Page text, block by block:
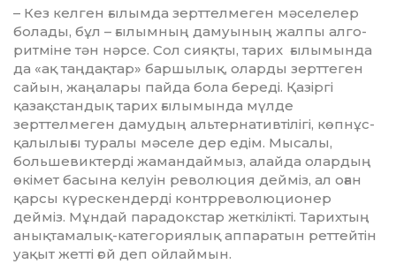
– Кез келген ғылымда зерт­тел­ме­­ген мәселелер
болады, бұл – ғы­лым­ның дамуының жалпы ал­го­
рит­міне тән нәрсе. Сол сияқты, та­­рих ғылымында
да «ақ таңдақ­тар» бар­шылық, оларды зерттеген
са­йын, жаңалары пайда бола береді. Қа­зіргі
қазақстандық тарих ғы­лы­мында мүлде
зерттелмеген даму­дың альтернативтілігі, көп­нұс­
қа­лылығы туралы мәселе дер едім. Мы­салы,
большевиктерді жаман­дай­мыз, алайда олардың
өкімет басына келуін революция дейміз, ал оған
қарсы күрескендерді контрреволюционер
дейміз. Мұн­дай парадокстар жеткілікті. Та­рих­тың
анықтамалық-кате­го­риялық аппаратын реттейтін
уақыт жетті ғой деп ойлаймын.